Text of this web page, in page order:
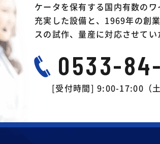
ケータを保有する国内有数のワ
充実した設備と、1969年の創
スの試作、量産に対応させてい
0533-
[受付時間] 9:00-17:00（土